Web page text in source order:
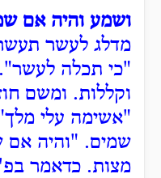
ושמע והיה אם
מדלג לעשר
"כי תכלה לעשר".
וקללות. ומשם
"אשימה עלי
שמים. "והיה אם
מצות. כדאמר